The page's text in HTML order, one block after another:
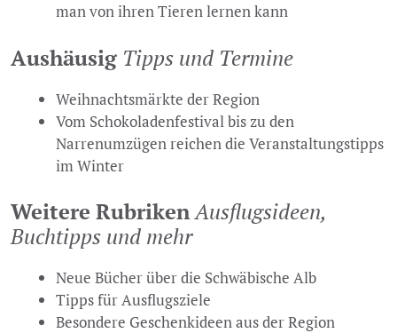
man von ihren Tieren lernen kann
Aushäusig Tipps und Termine
Weihnachtsmärkte der Region
Vom Schokoladenfestival bis zu den
Narrenumzügen reichen die Veranstaltungstipps
im Winter
Weitere RubrikenAusflugsideen,
Buchtipps und mehr
Neue Bücher über die Schwäbische Alb
Tipps für Ausflugsziele
Besondere Geschenkideen aus der Region